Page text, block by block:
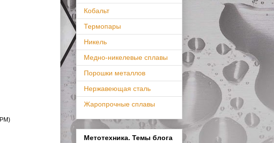
Кобальт
Термопары
Никель
Медно-никелевые сплавы
Порошки металлов
Нержавеющая сталь
Жаропрочные сплавы
Метотехника. Темы блога